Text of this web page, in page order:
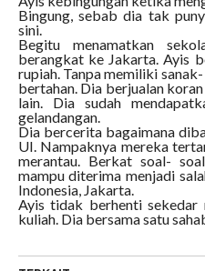
Bingung, sebab dia tak
sini.
Begitu menamatkan
berangkat ke Jakarta. Ayis
rupiah. Tanpa memiliki
bertahan. Dia berjualan
lain. Dia sudah
gelandangan.
Dia bercerita bagaimana
UI. Nampaknya mereka
merantau. Berkat soal-
mampu diterima menjadi
Indonesia, Jakarta.
Ayis tidak berhenti sekedar
kuliah. Dia bersama satu